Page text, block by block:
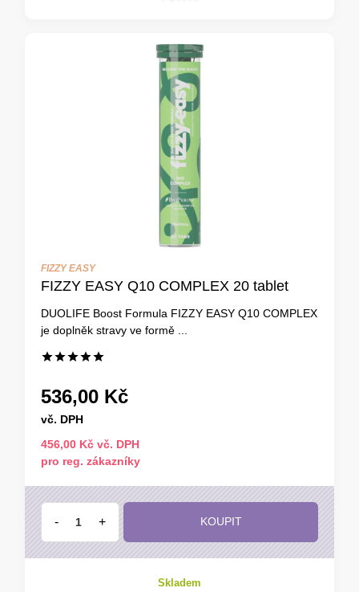
FIZZY EASY
FIZZY EASY Q10 COMPLEX 20 tablet
DUOLIFE Boost Formula FIZZY EASY Q10 COMPLEX
je doplněk stravy ve formě ...
536,00 Kč
vč. DPH
456,00 Kč vč. DPH
pro reg. zákazníky
- + KOUPIT
Skladem